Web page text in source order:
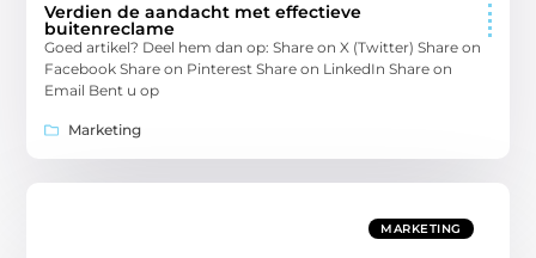
Verdien de aandacht met effectieve
buitenreclame
Goed artikel? Deel hem dan op: Share on X (Twitter) Share on
Facebook Share on Pinterest Share on LinkedIn Share on
Email Bent u op
Marketing
MARKETING